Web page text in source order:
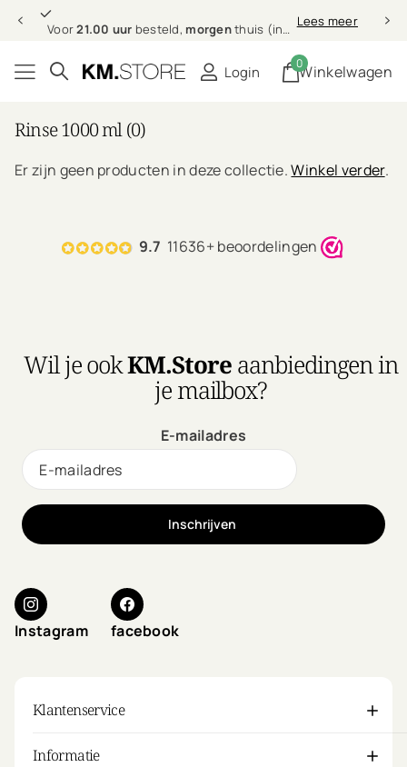
Voor21.00 uur besteld, morgenthuis (in NL & BE) Lees meer
Login Winkelwagen
0
Rinse 1000 ml (0)
Er zijn geen producten in deze collectie.Winkel verder.
9.7 11636+ beoordelingen
Wil je ookKM.Storeaanbiedingen in
je mailbox?
E-mailadres
Inschrijven
Instagram facebook
Klantenservice
Informatie